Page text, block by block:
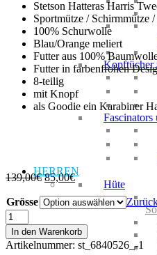
Kopftücher
Fascinators
HERREN
Hüte
Stetson Hatteras Harris
Sportmütze / Schirmmütze
100% Schurwolle
Blau/Orange meliert
Futter aus 100%
Futter in farbenfrohen
8-teilig
mit Knopf
als Goodie ein Karabiner
139,00€Ursprünglicher
Preis
war:
85,00€Aktueller
Preis
ist:
Grösse
Stetson
Hatteras
Harris
Tweed
In den Warenkorb
Artikelnummer: st_6840526_-1